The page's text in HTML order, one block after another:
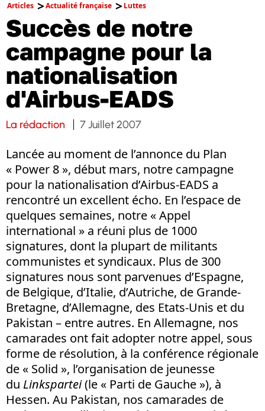
Articles Actualité française Luttes
Succès de notre
campagne pour la
nationalisation
d'Airbus-EADS
La rédaction 7 Juillet 2007
Lancée au moment de l’annonce du Plan
« Power 8 », début mars, notre campagne
pour la nationalisation d’Airbus-EADS a
rencontré un excellent écho. En l’espace de
quelques semaines, notre « Appel
international » a réuni plus de 1000
signatures, dont la plupart de militants
communistes et syndicaux. Plus de 300
signatures nous sont parvenues d’Espagne,
de Belgique, d’Italie, d’Autriche, de Grande-
Bretagne, d’Allemagne, des Etats-Unis et du
Pakistan – entre autres. En Allemagne, nos
camarades ont fait adopter notre appel, sous
forme de résolution, à la conférence régionale
de « Solid », l’organisation de jeunesse
du Linkspartei(le « Parti de Gauche »), à
Hessen. Au Pakistan, nos camarades de